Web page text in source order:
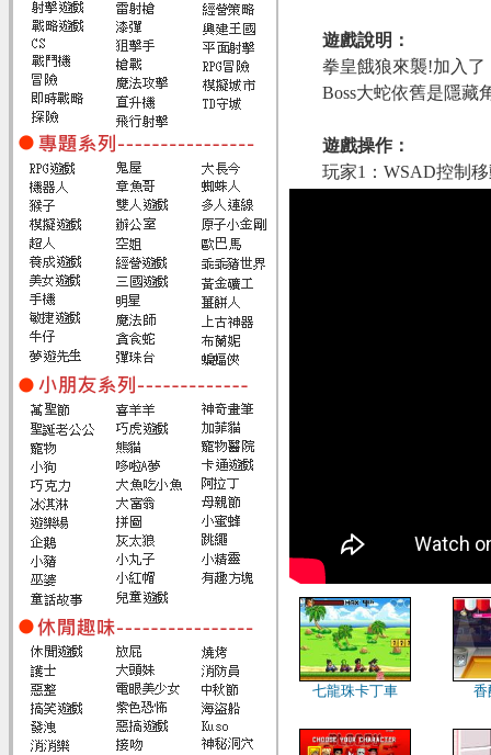
遊戲說明：
拳皇餓狼來襲!加入
Boss大蛇依舊是隱藏
遊戲操作：
玩家1：WSAD控制
七龍珠卡丁車 香